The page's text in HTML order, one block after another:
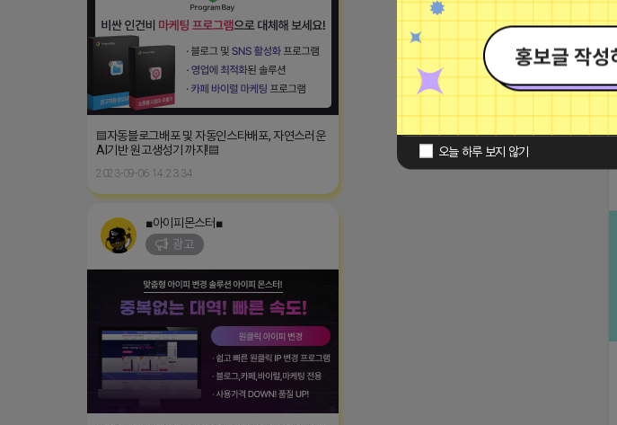
오늘 하루 보지 않기
▤자동블로그배포 및 자동인스타배포, 자연스러운
AI기반 원고생성기 까지!▤
2023-09-06 14:23:34
■아이피몬스터■
광고